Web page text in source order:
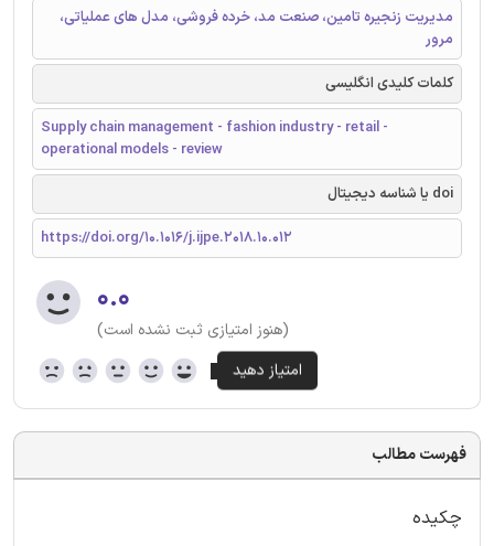
مدیریت زنجیره تامین، صنعت مد، خرده فروشی، مدل های عملیاتی،
مرور
کلمات کلیدی انگلیسی
Supply chain management - fashion industry - retail -
operational models - review
doi یا شناسه دیجیتال
https://doi.org/10.1016/j.ijpe.2018.10.012
۰.۰
(هنوز امتیازی ثبت نشده است)
فهرست مطالب
چکیده